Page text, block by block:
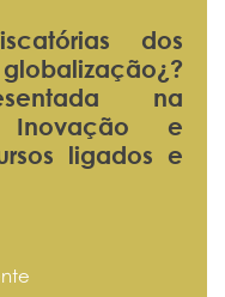
dos
na
Inovação e
ligados e